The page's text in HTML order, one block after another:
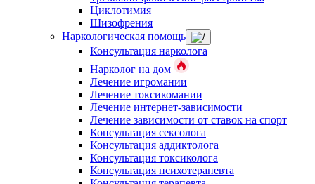
Циклотимия
Шизофрения
Наркологическая помощь
Консультация нарколога
Нарколог на дом
Лечение игромании
Лечение токсикомании
Лечение интернет-зависимости
Лечение зависимости от ставок на спорт
Консультация сексолога
Консультация аддиктолога
Консультация токсиколога
Консультация психотерапевта